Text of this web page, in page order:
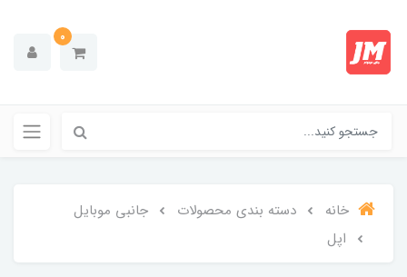
0
خانه دسته بندی محصولات
جانبی موبایل
اپل